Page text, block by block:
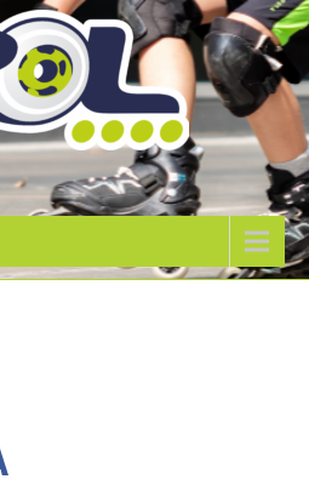
| L'ÉCOLE DE